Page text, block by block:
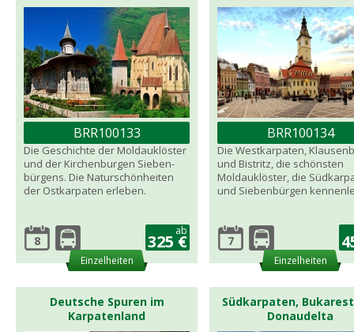
BRR100133
Die Geschichte der Moldauklöster
und der Kirchenburgen Sieben-
bürgens. Die Naturschönheiten
der Ostkarpaten erleben.
8
ab
325 €
Einzelheiten
BRR100134
Die Westkarpaten,
und Bistritz, die schönsten
Moldauklöster, die
und Siebenbürgen
7
Einzelheiten
Deutsche Spuren im
Karpatenland
Südkarpaten,
Donaudelta